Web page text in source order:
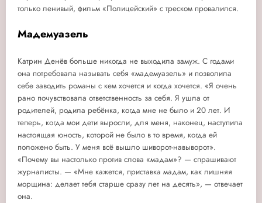
только ленивый, фильм «Полицейский» с треском провалился.
Мадемуазель
Катрин Денёв больше никогда не выходила замуж. С годами
она потребовала называть себя «мадемуазель» и позволила
себе заводить романы с кем хочется и когда хочется. «Я очень
рано почувствовала ответственность за себя. Я ушла от
родителей, родила ребёнка, когда мне не было и 20 лет. И
теперь, когда мои дети выросли, для меня, наконец, наступила
настоящая юность, которой не было в то время, когда ей
положено быть. У меня всё вышло шиворот-навыворот».
«Почему вы настолько против слова «мадам»? — спрашивают
журналисты. — «Мне кажется, приставка мадам, как лишняя
морщина: делает тебя старше сразу лет на десять», — отвечает
она.